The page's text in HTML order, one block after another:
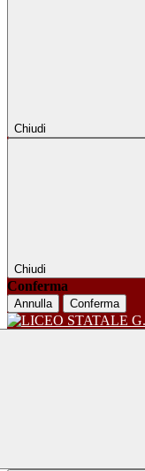
Chiudi
Chiudi
Conferma
Annulla Conferma